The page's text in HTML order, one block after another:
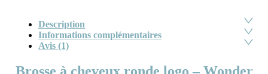
Description
Informations complémentaires
Avis (1)